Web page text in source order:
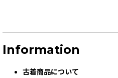
Information
古着商品について